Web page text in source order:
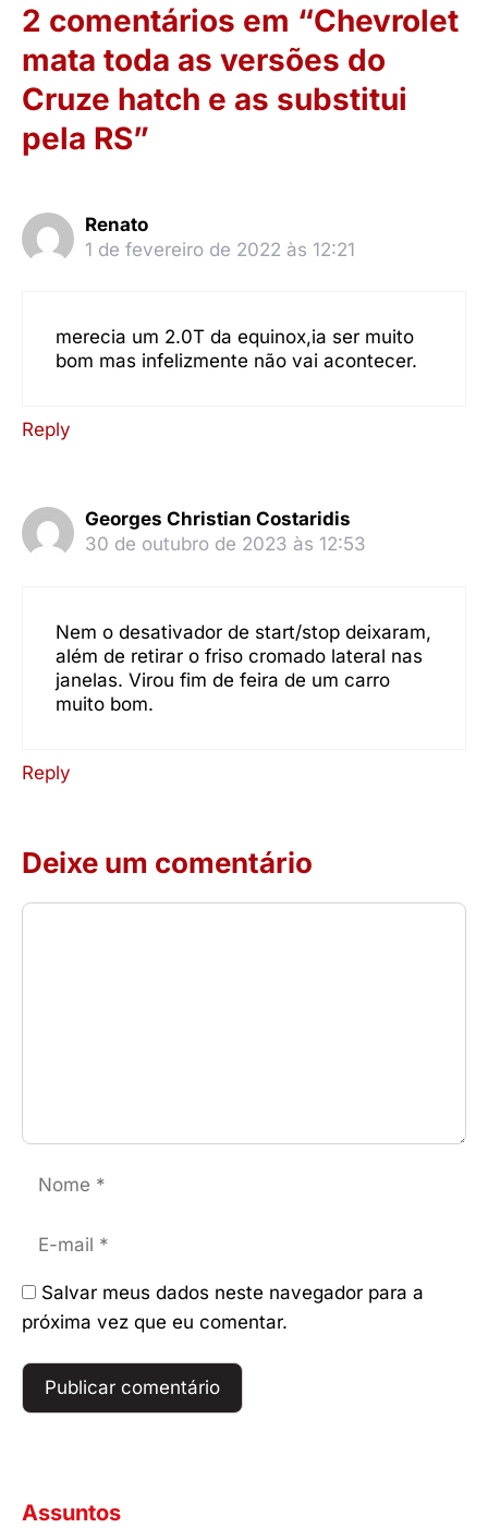
2 comentários em “Chevrolet
mata toda as versões do
Cruze hatch e as substitui
pela RS”
Renato
1 de fevereiro de 2022 às 12:21
merecia um 2.0T da equinox,ia ser muito
bom mas infelizmente não vai acontecer.
Reply
Georges Christian Costaridis
30 de outubro de 2023 às 12:53
Nem o desativador de start/stop deixaram,
além de retirar o friso cromado lateral nas
janelas. Virou fim de feira de um carro
muito bom.
Reply
Deixe um comentário
Comentário
Nome
E-
mail
Salvar meus dados neste navegador para a
próxima vez que eu comentar.
Assuntos